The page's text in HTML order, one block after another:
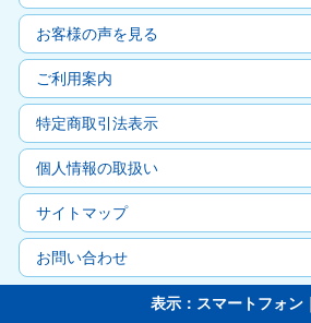
お客様の声を見る
ご利用案内
特定商取引法表示
個人情報の取扱い
サイトマップ
お問い合わせ
表示：スマートフォン｜